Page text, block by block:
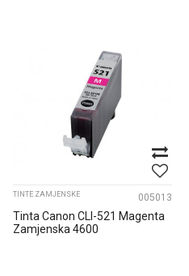
TINTE ZAMJENSKE 005013
Tinta Canon CLI-521 Magenta
Zamjenska 4600